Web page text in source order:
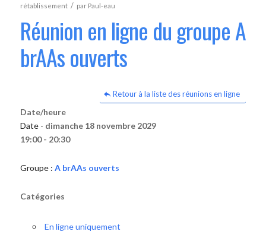
rétablissement / par Paul-eau
Réunion en ligne du groupe A
brAAs ouverts
Retour à la liste des réunions en ligne
Date/heure
Date - dimanche 18 novembre 2029
19:00 - 20:30
Groupe : A brAAs ouverts
Catégories
En ligne uniquement